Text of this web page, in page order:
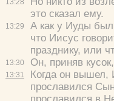
13:28
13:29
13:30
13:31
это сказал ему.
А как у Иуды
что Иисус
празднику, или
Он, приняв
Когда он вышел,
прославился
прославился в